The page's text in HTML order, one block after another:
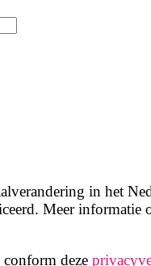
in het
Meer
deze